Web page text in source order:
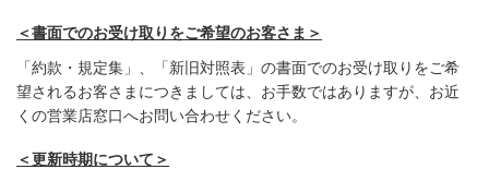
＜書面でのお受け取りをご希望のお客さま＞
「約款・規定集」、「新旧対照表」の書面でのお受け取りをご希
望されるお客さまにつきましては、お手数ではありますが、お近
くの営業店窓口へお問い合わせください。
＜更新時期について＞